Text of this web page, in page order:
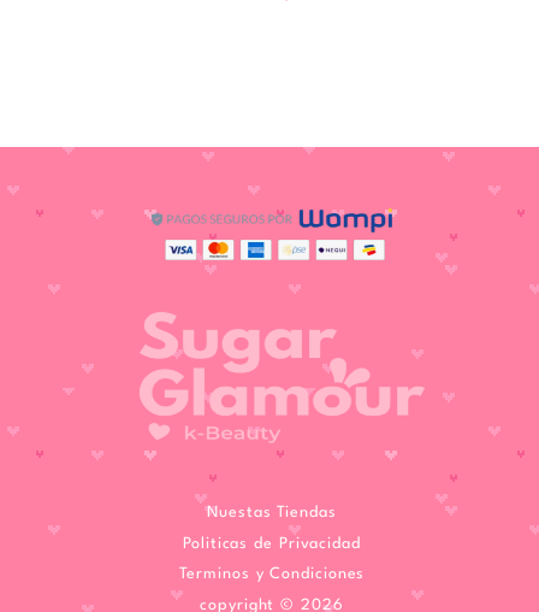
Nuestas Tiendas
Politicas de Privacidad
Terminos y Condiciones
copyright © 2026